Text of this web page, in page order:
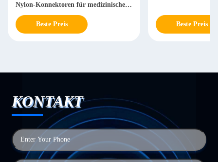
Nylon-Konnektoren für medizinische
Flüssigkeiten
Beste Preis
Beste Preis
KONTAKT